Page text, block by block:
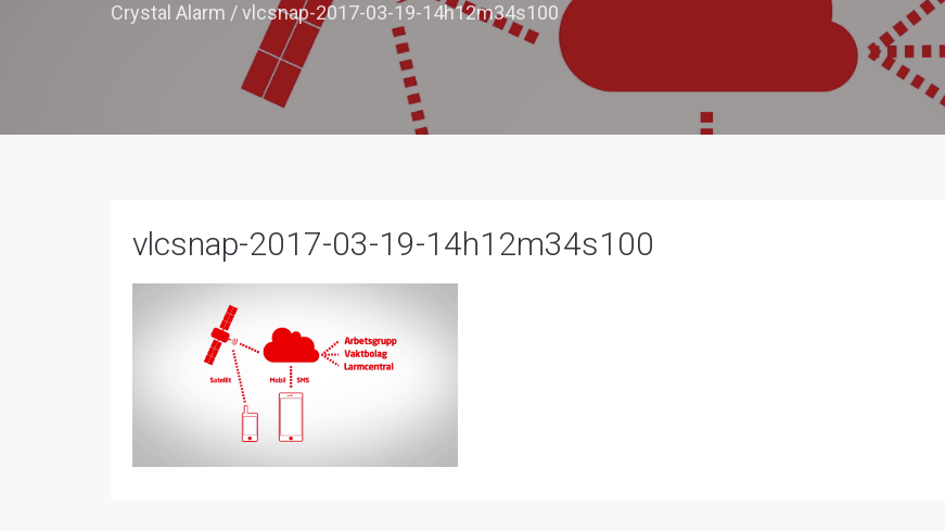
Crystal Alarm /vlcsnap-2017-03-19-14h12m34s100
vlcsnap-2017-03-19-14h12m34s100